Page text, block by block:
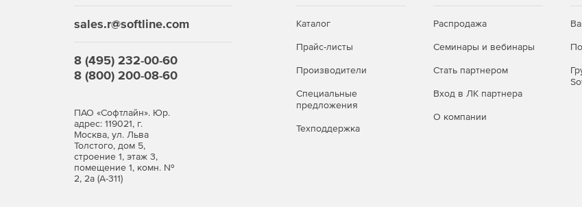
sales.r@softline.com
8 (495) 232-00-60
8 (800) 200-08-60
ПАО «Софтлайн». Юр.
адрес: 119021, г.
Москва, ул. Льва
Толстого, дом 5,
строение 1, этаж 3,
помещение 1, комн. №
2, 2а (А-311)
Каталог
Прайс-листы
Производители
Специальные
предложения
Техподдержка
Распродажа
Семинары и вебинары
Стать партнером
Вход в ЛК партнера
О компании